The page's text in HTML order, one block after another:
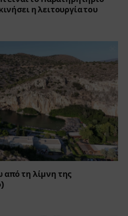
η λειτουργία του
τη λίμνη της